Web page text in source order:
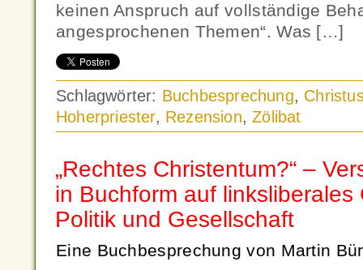
keinen Anspruch auf vollständige
angesprochenen Themen“. Was […]
Schlagwörter: Buchbesprechung,
Hoherpriester, Rezension,Zölibat
„Rechtes Christentum?“ –
in Buchform auf linksliberales
Politik und Gesellschaft
Eine Buchbesprechung von Martin